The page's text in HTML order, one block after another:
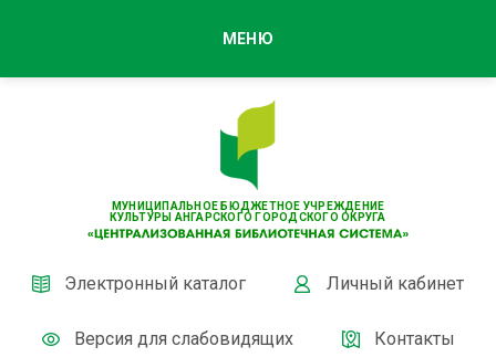
МУНИЦИПАЛЬНОЕ БЮДЖЕТНОЕ УЧРЕЖДЕНИЕ
КУЛЬТУРЫ АНГАРСКОГО ГОРОДСКОГО ОКРУГА
Электронный каталог Личный кабинет
Версия для слабовидящих Контакты
МЕНЮ